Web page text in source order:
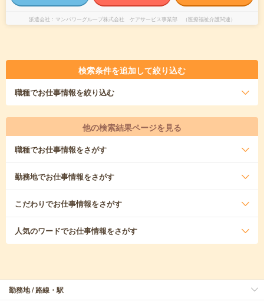
派遣会社 マンパワーグループ株式会社 ケアサービス事業部 （医療福祉介護関連）
検索条件を追加して絞り込む
職種でお仕事情報を絞り込む
他の検索結果ページを見る
職種でお仕事情報をさがす
勤務地でお仕事情報をさがす
こだわりでお仕事情報をさがす
人気のワードでお仕事情報をさがす
勤務地 / 路線・駅